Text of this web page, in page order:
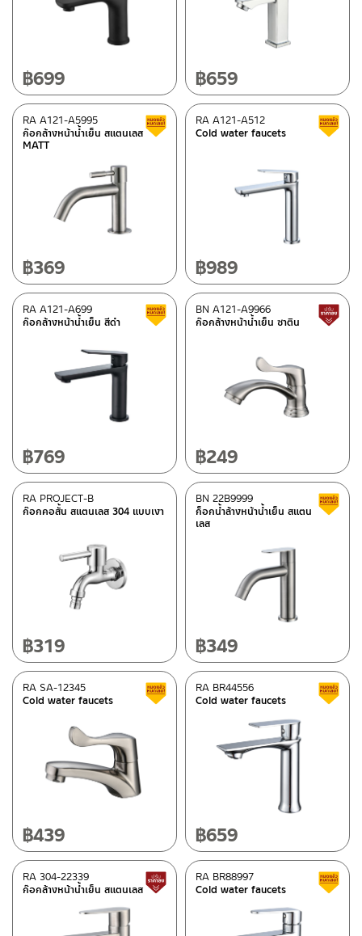
฿699 ฿659
ก๊อกล้างหน้าน้ำเย็น สแตนเลส
MATT
RA A121-A5995 Clearance sale
฿369
Cold water faucets
RA A121-A512
฿989
ก๊อกล้างหน้าน้ำเย็น สีดำ
RA A121-A699 Clearance sale
฿769
ก๊อกล้างหน้าน้ำเย็น ซาติน
BN A121-A9966
฿249
ก๊อกคอสั้น สแตนเลส 304 แบบเงา
RA PROJECT-B
฿319
ก็อกน้ำล้างหน้าน้ำเย็น สแตน
เลส
BN 22B9999
฿349
Cold water faucets
RA SA-12345 Clearance sale
฿439
Cold water faucets
RA BR44556
฿659
ก๊อกล้างหน้าน้ำเย็น สแตนเลส
RA 304-22339 Lower price tag
Cold water faucets
RA BR88997